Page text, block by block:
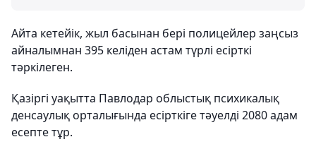
Айта кетейік, жыл басынан бері полицейлер заңсыз
айналымнан 395 келіден астам түрлі есірткі
тәркілеген.
Қазіргі уақытта Павлодар облыстық психикалық
денсаулық орталығында есірткіге тәуелді 2080 адам
есепте тұр.